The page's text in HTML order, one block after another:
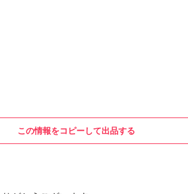
この情報をコピーして出品する